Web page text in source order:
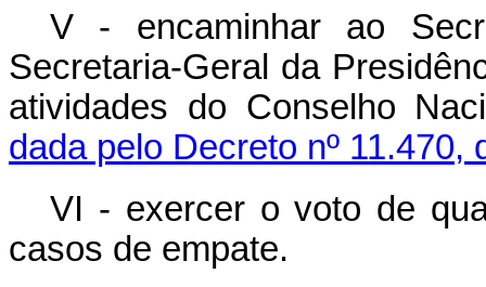
V - encaminhar ao
Secretaria-Geral da
atividades do Conselho
dada pelo Decreto nº 11.470,
VI - exercer o voto de
casos de empate.